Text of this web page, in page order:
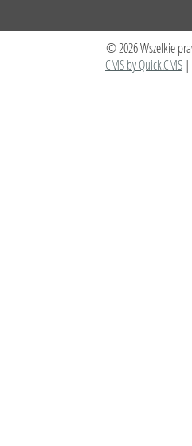
© 2026 Wszelkie
CMS by Quick.CMS |